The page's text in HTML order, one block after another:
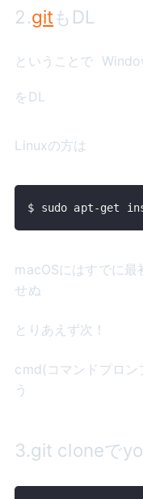
2.gitもDL
ということで
をDL
Linuxの方は
$ sudo apt-get
macOSにはすでに
せぬ
とりあえず次！
cmd(コマンドプロン
う
3.git cloneで